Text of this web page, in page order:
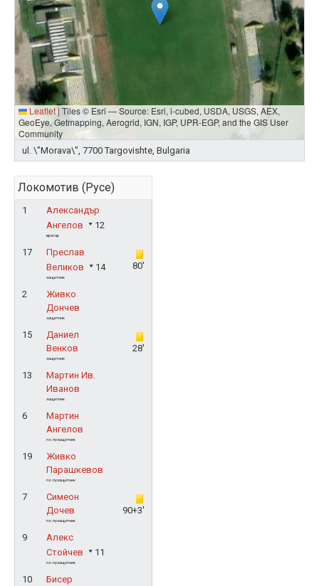
Leaflet | Tiles © Esri — Source: Esri, i-cubed, USDA, USGS, AEX,
GeoEye, Getmapping, Aerogrid, IGN, IGP, UPR-EGP, and the GIS User
Community
ul. \"Morava\", 7700 Targovishte, Bulgaria
Локомотив (Русе)
1
Александър
Ангелов
12
вратар
17
Преслав
Великов
14
защитник
80'
2
Живко
Дончев
защитник
15
Даниел
Венков
защитник
28'
13
Мартин Ив.
Иванов
защитник
6
Мартин
Ангелов
полузащитник
19
Живко
Парашкевов
полузащитник
7
Симеон
Дочев
полузащитник
90+3'
9
Алекс
Стойчев
11
полузащитник
10
Бисер